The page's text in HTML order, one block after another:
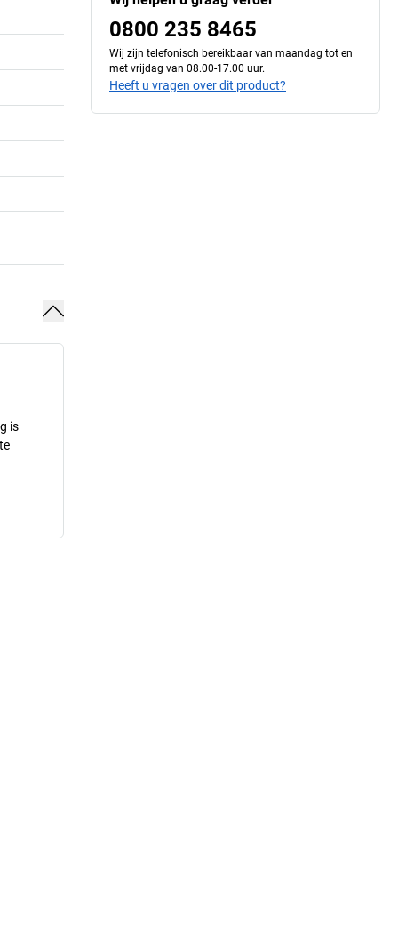
is
0800 235 8465
Wij zijn telefonisch bereikbaar van maandag tot en
met vrijdag van 08.00-17.00 uur.
Heeft u vragen over dit product?